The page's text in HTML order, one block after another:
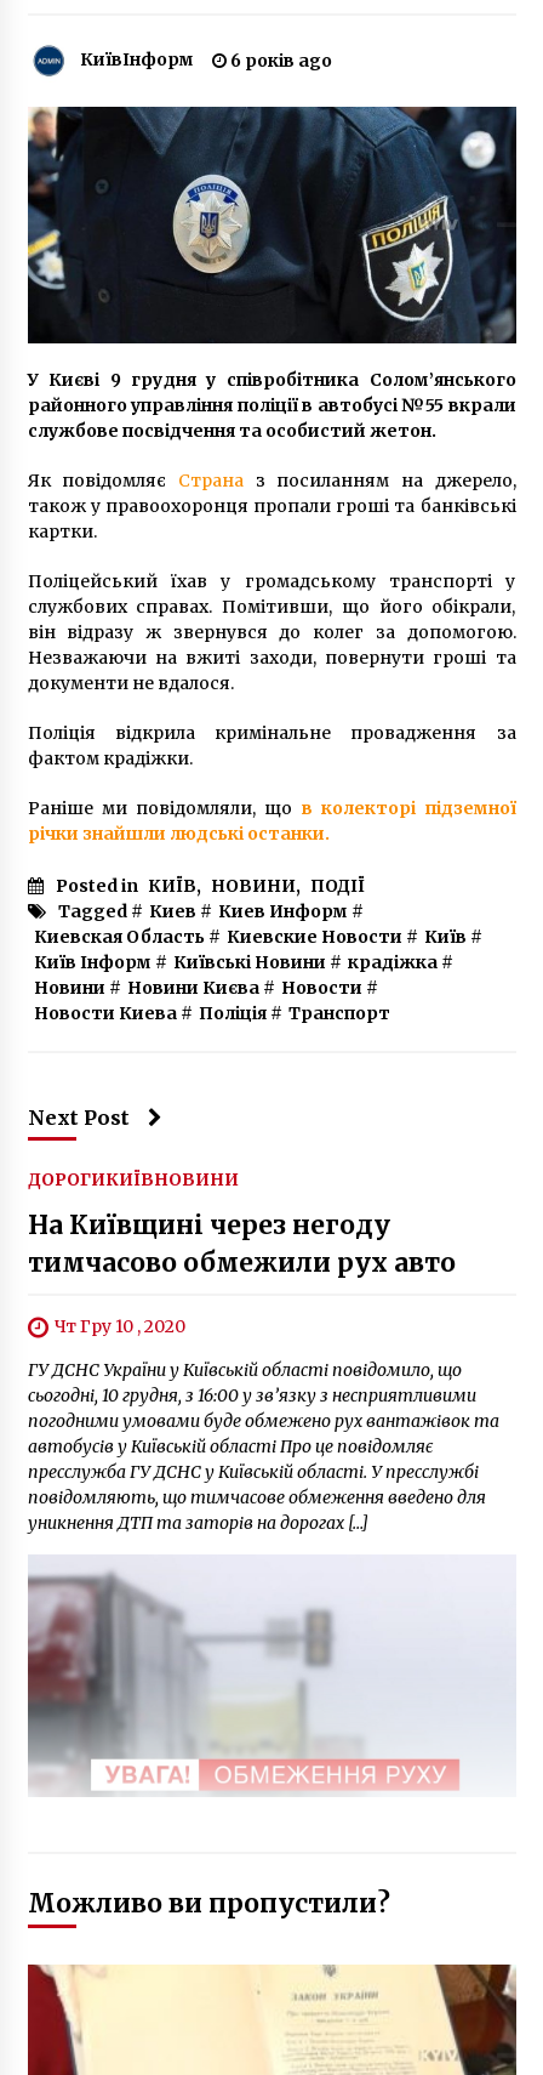
Зарядні пристрої для акумуляторів 21700:
1 рік ago
В НБУ озвучили, как будут работать банки во
время праздников
8 років ago
Бельгійські військові збиватимуть невідомі
дрони у власному повітряному просторі
9 місяців ago
У столиці покажуть фільм про Олега Сенцова
7 років ago
В Києві в Маріїнському парку проведуть
7 років ago
КиївІнформ 6 років ago
У Києві 9 грудня у співробітника Солом’янського
районного управління поліції в автобусі №55 вкрали
службове посвідчення та особистий жетон.
Як повідомляє Страназ посиланням на джерело,
також у правоохоронця пропали гроші та банківські
картки.
Поліцейський їхав у громадському транспорті у
службових справах. Помітивши, що його обікрали,
він відразу ж звернувся до колег за допомогою.
Незважаючи на вжиті заходи, повернути гроші та
документи не вдалося.
Поліція відкрила кримінальне провадження за
фактом крадіжки.
Раніше ми повідомляли, що в колекторі підземної
річки знайшли людські останки.
Posted in КИЇВ, НОВИНИ, ПОДІЇ
Tagged # Киев # Киев Информ #
Киевская Область# Киевские Новости # Київ #
Київ Інформ # Київські Новини # крадіжка#
Новини # Новини Києва# Новости #
Новости Киева# Поліція# Транспорт
Next Post
ДОРОГИКИЇВНОВИНИ
На Київщині через негоду
тимчасово обмежили рух авто
Чт Гру 10 , 2020
ГУ ДСНС України у Київській області повідомило, що
сьогодні, 10 грудня, з 16:00 у зв’язку з несприятливими
погодними умовами буде обмежено рух вантажівок та
автобусів у Київській області Про це повідомляє
пресслужба ГУ ДСНС у Київській області. У пресслужбі
повідомляють, що тимчасове обмеження введено для
уникнення ДТП та заторів на дорогах […]
Можливо ви пропустили?